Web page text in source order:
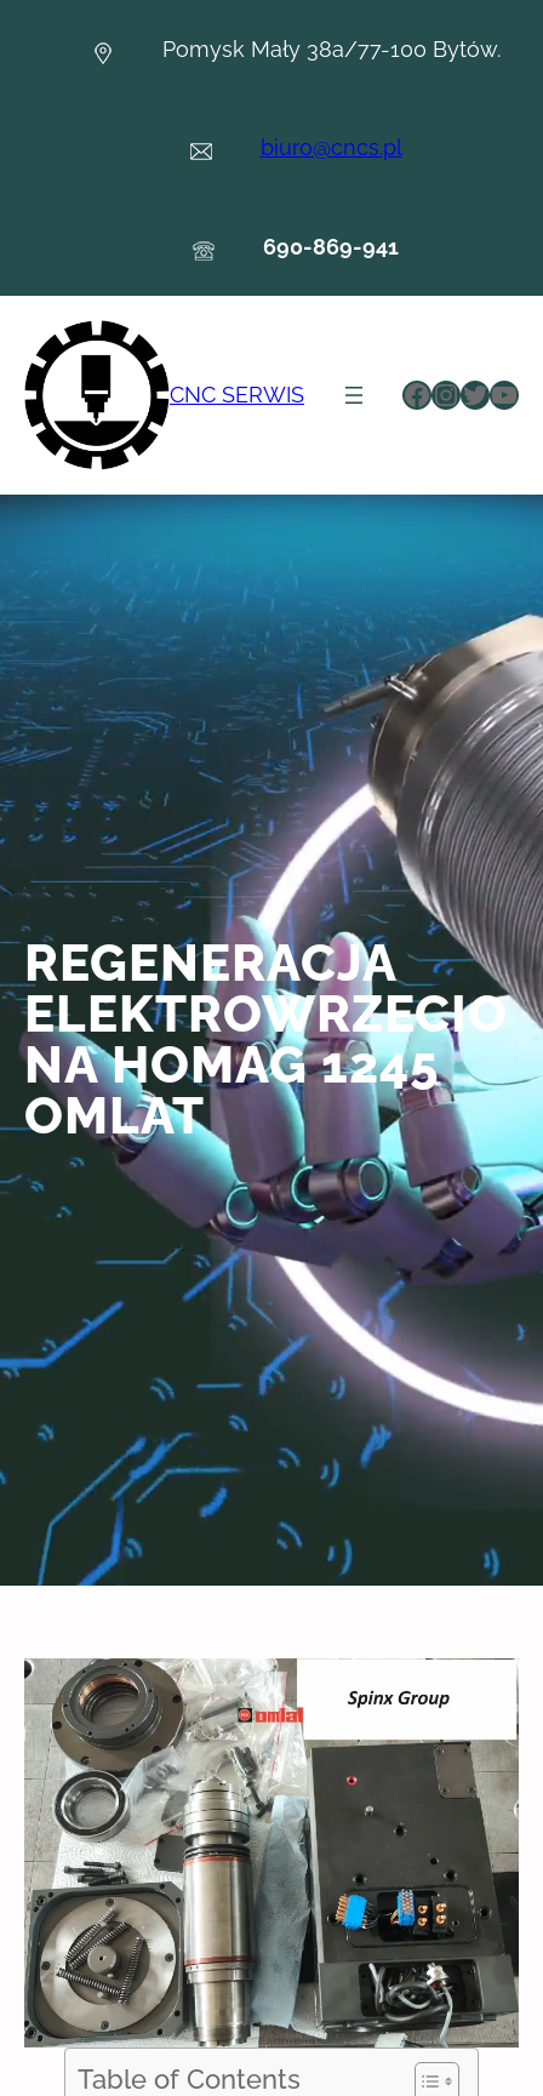
Pomysk Mały 38a/77-100 Bytów.
biuro@cncs.pl
690-869-941
CNC SERWIS Facebook
REGENERACJA
ELEKTROWRZECIO
NA HOMAG 1245
OMLAT
Table of Contents